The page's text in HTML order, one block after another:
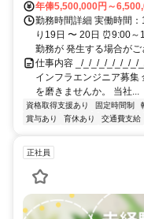
年俸5,500,000円～
勤務時間詳細 実働時間
り19日 〜 20日 ⏰9:00
勤務が 発生する場合がご
仕事内容 _/_/_/_/_/_/_/_/
インフラエンジニア募集
を磨きませんか。 当社...
資格取得支援あり 固定時間制
賞与あり
育休あり 交通費支給
正社員